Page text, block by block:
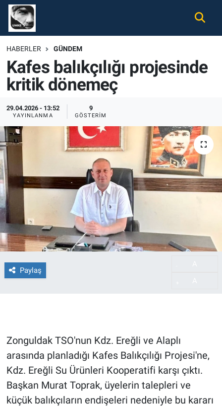
HABERLER GÜNDEM
Kafes balıkçılığı projesinde
kritik dönemeç
29.04.2026 - 13:52
YAYINLANMA
9
GÖSTERIM
Paylaş
Zonguldak TSO'nun Kdz. Ereğli ve Alaplı
arasında planladığı Kafes Balıkçılığı Projesi'ne,
Kdz. Ereğli Su Ürünleri Kooperatifi karşı çıktı.
Başkan Murat Toprak, üyelerin talepleri ve
küçük balıkçıların endişeleri nedeniyle bu kararı
Gündem
Ekonomi
Spor
Magazin
Tüm Haberler
Künye
Nöbetçi Eczaneler
Hava Durumu
Namaz Vakitleri
Trafik Durumu
Süper Lig Puan Durumu ve Fikstür
Son Dakika Haberleri
Haber Arşivi